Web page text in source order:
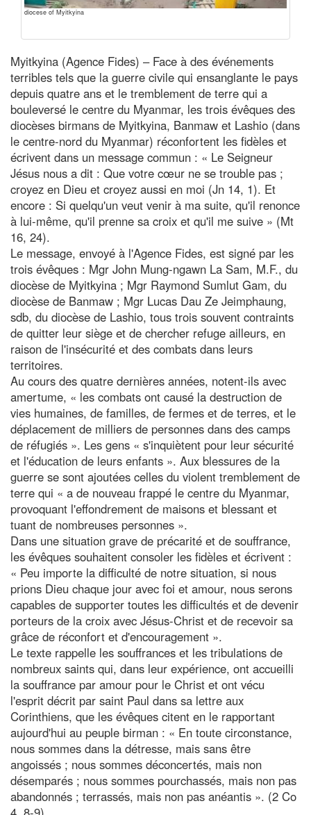
diocese of Myitkyina
Myitkyina (Agence Fides) – Face à des événements
terribles tels que la guerre civile qui ensanglante le pays
depuis quatre ans et le tremblement de terre qui a
bouleversé le centre du Myanmar, les trois évêques des
diocèses birmans de Myitkyina, Banmaw et Lashio (dans
le centre-nord du Myanmar) réconfortent les fidèles et
écrivent dans un message commun : « Le Seigneur
Jésus nous a dit : Que votre cœur ne se trouble pas ;
croyez en Dieu et croyez aussi en moi (Jn 14, 1). Et
encore : Si quelqu'un veut venir à ma suite, qu'il renonce
à lui-même, qu'il prenne sa croix et qu'il me suive » (Mt
16, 24).
Le message, envoyé à l'Agence Fides, est signé par les
trois évêques : Mgr John Mung-ngawn La Sam, M.F., du
diocèse de Myitkyina ; Mgr Raymond Sumlut Gam, du
diocèse de Banmaw ; Mgr Lucas Dau Ze Jeimphaung,
sdb, du diocèse de Lashio, tous trois souvent contraints
de quitter leur siège et de chercher refuge ailleurs, en
raison de l'insécurité et des combats dans leurs
territoires.
Au cours des quatre dernières années, notent-ils avec
amertume, « les combats ont causé la destruction de
vies humaines, de familles, de fermes et de terres, et le
déplacement de milliers de personnes dans des camps
de réfugiés ». Les gens « s'inquiètent pour leur sécurité
et l'éducation de leurs enfants ». Aux blessures de la
guerre se sont ajoutées celles du violent tremblement de
terre qui « a de nouveau frappé le centre du Myanmar,
provoquant l'effondrement de maisons et blessant et
tuant de nombreuses personnes ».
Dans une situation grave de précarité et de souffrance,
les évêques souhaitent consoler les fidèles et écrivent :
« Peu importe la difficulté de notre situation, si nous
prions Dieu chaque jour avec foi et amour, nous serons
capables de supporter toutes les difficultés et de devenir
porteurs de la croix avec Jésus-Christ et de recevoir sa
grâce de réconfort et d'encouragement ».
Le texte rappelle les souffrances et les tribulations de
nombreux saints qui, dans leur expérience, ont accueilli
la souffrance par amour pour le Christ et ont vécu
l'esprit décrit par saint Paul dans sa lettre aux
Corinthiens, que les évêques citent en le rapportant
aujourd'hui au peuple birman : « En toute circonstance,
nous sommes dans la détresse, mais sans être
angoissés ; nous sommes déconcertés, mais non
désemparés ; nous sommes pourchassés, mais non pas
abandonnés ; terrassés, mais non pas anéantis ». (2 Co